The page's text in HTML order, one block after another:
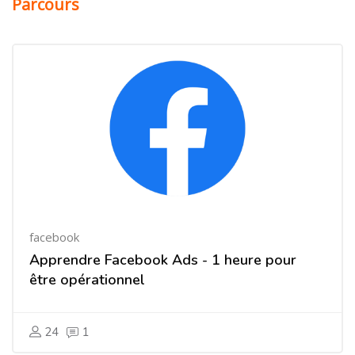
Parcours
facebook
Apprendre Facebook Ads - 1 heure pour
être opérationnel
24 1